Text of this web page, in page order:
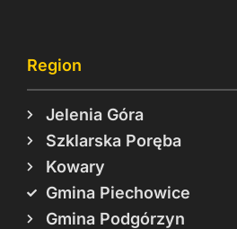
Region
Jelenia Góra
Szklarska Poręba
Kowary
Gmina Piechowice
Gmina Podgórzyn